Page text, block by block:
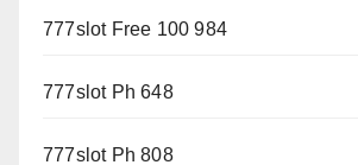
777slot Free 100 984
777slot Ph 648
777slot Ph 808